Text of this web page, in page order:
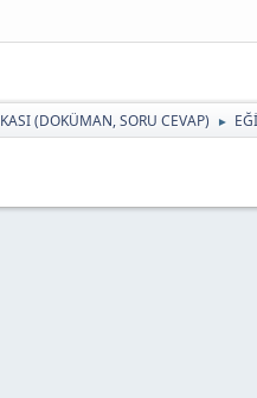
(DOKÜMAN, SORU CEVAP) ►